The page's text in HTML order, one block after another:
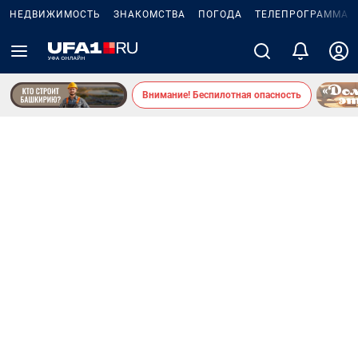
НЕДВИЖИМОСТЬ ЗНАКОМСТВА ПОГОДА ТЕЛЕПРОГРАММА
Внимание! Беспилотная опасность